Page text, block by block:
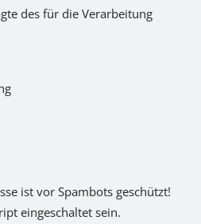
des für die Verarbeitung
ist vor Spambots geschützt!
eingeschaltet sein.